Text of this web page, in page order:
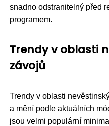
snadno odstranitelný před
programem.
Trendy v oblasti
závojů
Trendy v oblasti
a mění podle aktuálních
jsou velmi populární